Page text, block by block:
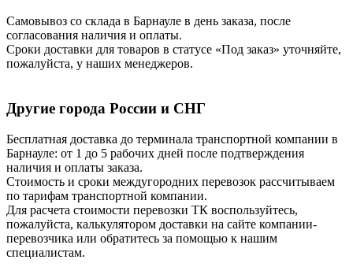
Самовывоз со склада в Барнауле в день заказа, после
согласования наличия и оплаты.
Сроки доставки для товаров в статусе «Под заказ» уточняйте,
пожалуйста, у наших менеджеров.
Другие города России и СНГ
Бесплатная доставка до терминала транспортной компании в
Барнауле: от 1 до 5 рабочих дней после подтверждения
наличия и оплаты заказа.
Стоимость и сроки междугородних перевозок рассчитываем
по тарифам транспортной компании.
Для расчета стоимости перевозки ТК воспользуйтесь,
пожалуйста, калькулятором доставки на сайте компании-
перевозчика или обратитесь за помощью к нашим
специалистам.